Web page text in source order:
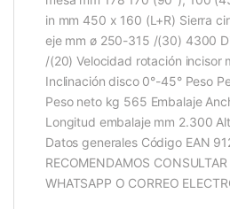
in mm 450 x 160 (L+R) Sierra
eje mm ø 250-315 /(30) 4300
/(20) Velocidad rotación incisor
Inclinación disco 0°-45° Peso
Peso neto kg 565 Embalaje
Longitud embalaje mm 2.300
Datos generales Código EAN
RECOMENDAMOS
WHATSAPP O CORREO